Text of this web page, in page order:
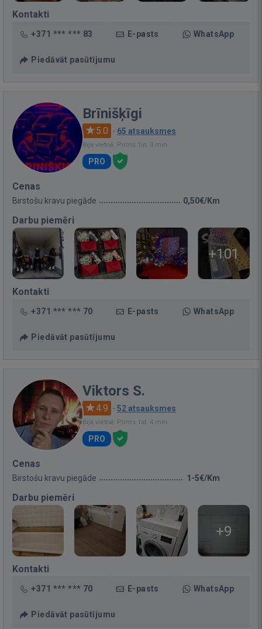
Kontakti
+371 *** *** 83 E-pasts WhatsApp
Piedāvāt pasūtījumu
Brīnišķīgi
5.0 · 65 atsauksmes
Bija vietnē: Pirms 1st. 3 min.
PRO
Cenas
Birstošu kravu piegāde 0,50€/Km
Darbu piemēri
+101
Kontakti
+371 *** *** 70 E-pasts WhatsApp
Piedāvāt pasūtījumu
Viktors S.
4.9 · 52 atsauksmes
Bija vietnē: Pirms 1st. 4 min.
PRO
Cenas
Birstošu kravu piegāde 1-5€/Km
Darbu piemēri
+9
Kontakti
+371 *** *** 70 E-pasts WhatsApp
Piedāvāt pasūtījumu